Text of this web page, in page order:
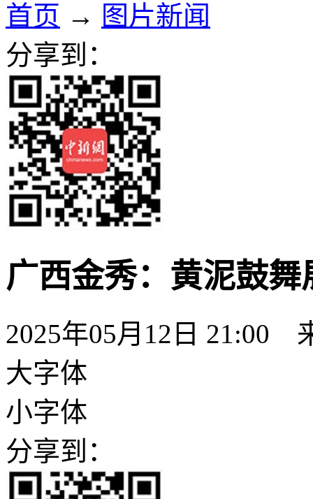
首页 → 图片新闻
分享到：
广西金秀：黄泥鼓舞
2025年05月12日 21:00
大字体
小字体
分享到：